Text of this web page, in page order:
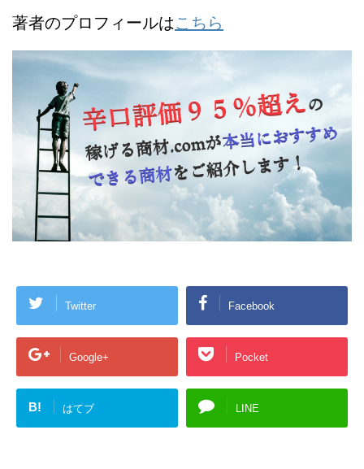
著者のプロフィールはこちら
Twitter Facebook
Google+ Pocket
B! はてブ LINE